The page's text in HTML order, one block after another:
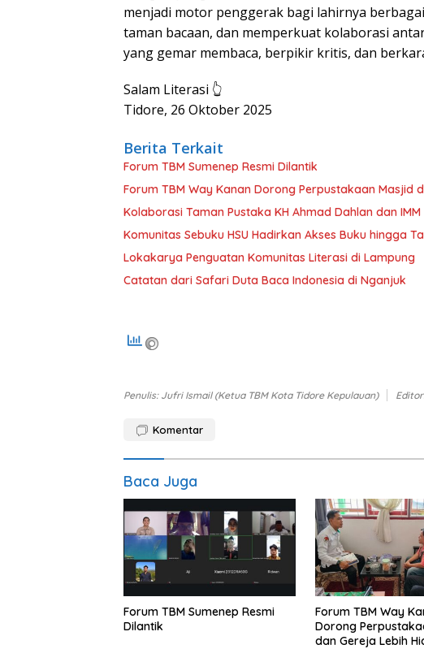
menjadi motor penggerak bagi lahirnya
taman bacaan, dan memperkuat kolaborasi
yang gemar membaca, berpikir kritis, dan
Salam Literasi 👆
Tidore, 26 Oktober 2025
Berita Terkait
Forum TBM Sumenep Resmi Dilantik
Forum TBM Way Kanan Dorong Perpustakaan Masjid
Kolaborasi Taman Pustaka KH Ahmad Dahlan dan IMM
Komunitas Sebuku HSU Hadirkan Akses Buku hingga
Lokakarya Penguatan Komunitas Literasi di Lampung
Catatan dari Safari Duta Baca Indonesia di Nganjuk
Penulis: Jufri Ismail (Ketua TBM Kota Tidore Kepulauan)
Komentar
Baca Juga
Forum TBM Sumenep Resmi
Dilantik
Forum TBM Way
Dorong
dan Gereja Lebih